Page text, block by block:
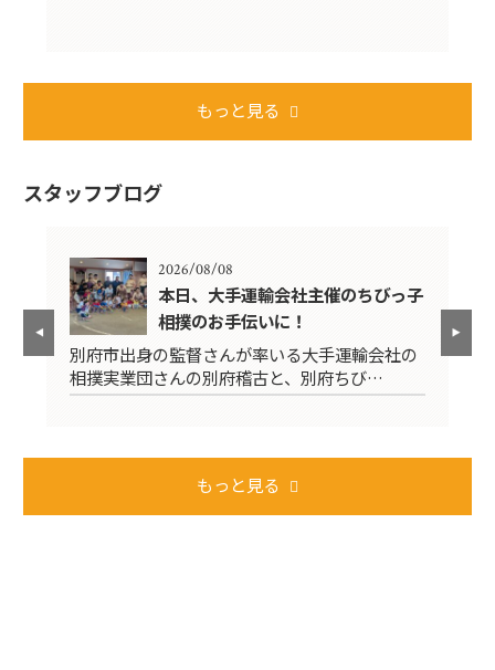
もっと見る
スタッフブログ
2026/08/08
本日、大手運輸会社主催のちびっ子
相撲のお手伝いに！
別府市出身の監督さんが率いる大手運輸会社の
相撲実業団さんの別府稽古と、別府ちび…
もっと見る